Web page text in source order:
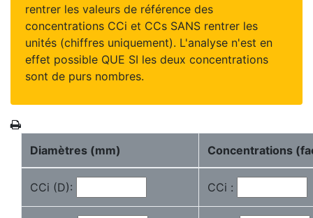
rentrer les valeurs de référence des
concentrations CCi et CCs SANS rentrer les
unités (chiffres uniquement). L'analyse n'est en
effet possible QUE SI les deux concentrations
sont de purs nombres.
Diamètres (mm) Concentrations
CCi (D): CCi :